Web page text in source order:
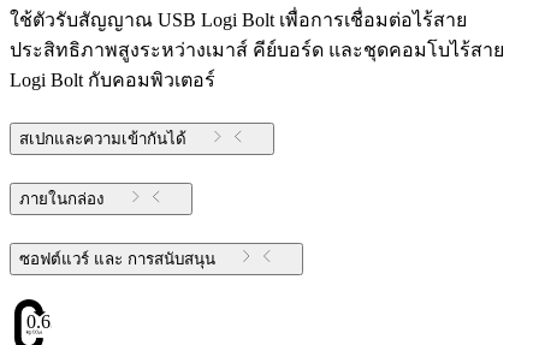
ใช้ตัวรับสัญญาณ USB Logi Bolt เพื่อการเชื่อมต่อไร้สาย
ประสิทธิภาพสูงระหว่างเมาส์ คีย์บอร์ด และชุดคอมโบไร้สาย
Logi Bolt กับคอมพิวเตอร์
สเปกและความเข้ากันได้
ภายในกล่อง
ซอฟต์แวร์ และ การสนับสนุน
0.63